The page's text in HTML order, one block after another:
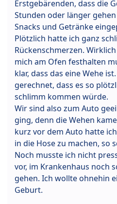
Erstgebärenden, dass die
Stunden oder länger
Snacks und Getränke
Plötzlich hatte ich ganz
Rückenschmerzen.
mich am Ofen festhalten
klar, dass das eine Wehe
gerechnet, dass es so
schlimm kommen würde.
Wir sind also zum Auto
ging, denn die Wehen
kurz vor dem Auto hatte
in die Hose zu machen, so
Noch musste ich nicht
vor, im Krankenhaus noch
gehen. Ich wollte ohnehin
Geburt.